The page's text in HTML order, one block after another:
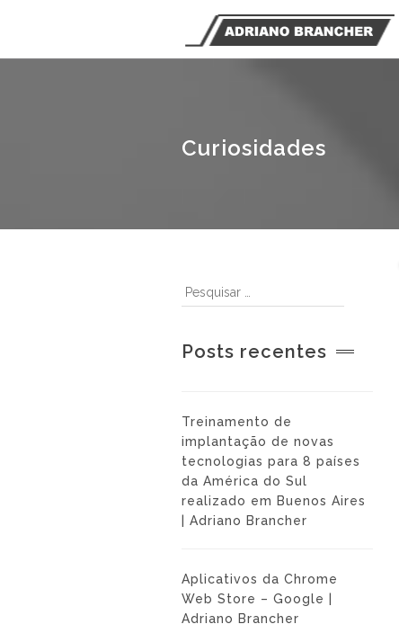
Curiosidades
Posts recentes
Treinamento de
implantação de novas
tecnologias para 8 países
da América do Sul
realizado em Buenos Aires
| Adriano Brancher
Aplicativos da Chrome
Web Store – Google |
Adriano Brancher